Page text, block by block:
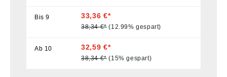
Bis9 33,36 €*
38,34 €* (12.99% gespart)
Ab 10 32,59 €*
38,34 €* (15% gespart)